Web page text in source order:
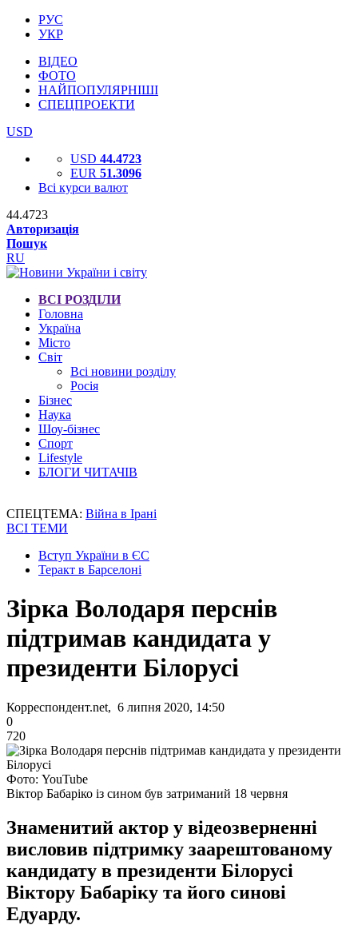
РУС
УКР
ВІДЕО
ФОТО
НАЙПОПУЛЯРНІШІ
СПЕЦПРОЕКТИ
USD
USD 44.4723
EUR 51.3096
Всі курси валют
44.4723
Авторизація
Пошук
RU
ВСІ РОЗДІЛИ
Головна
Україна
Місто
Світ
Всі новини розділу
Росія
Бізнес
Наука
Шоу-бізнес
Спорт
Lifestyle
БЛОГИ ЧИТАЧІВ
СПЕЦТЕМА: Війна в Ірані
ВСІ ТЕМИ
Вступ України в ЄС
Теракт в Барселоні
Зірка Володаря перснів
підтримав кандидата у
президенти Білорусі
Корреспондент.net, 6 липня 2020, 14:50
0
720
Фото: YouTube
Віктор Бабаріко із сином був затриманий 18 червня
Знаменитий актор у відеозверненні
висловив підтримку заарештованому
кандидату в президенти Білорусі
Віктору Бабаріку та його синові
Едуарду.